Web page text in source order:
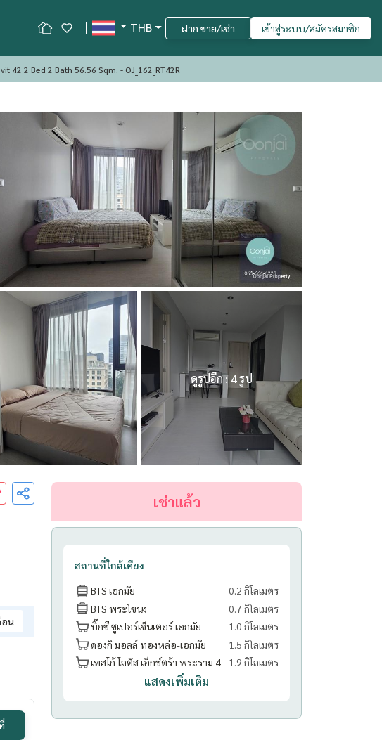
THB ฝาก ขาย/เช่า เข้าสู่ระบบ/สมัครสมาชิก
42 2 Bed 2 Bath 56.56 Sqm. - OJ_162_RT42R
ดูรูปอีก : 4 รูป
อน
เช่าแล้ว
สถานที่ใกล้เคียง
BTS เอกมัย
0.2 กิโลเมตร
BTS พระโขนง
0.7 กิโลเมตร
บิ๊กซี ซูเปอร์เซ็นเตอร์ เอกมัย
1.0 กิโลเมตร
ดองกิ มอลล์ ทองหล่อ-เอกมัย
1.5 กิโลเมตร
เทสโก้ โลตัส เอ็กซ์ตร้า พระราม 4
1.9 กิโลเมตร
แสดงเพิ่มเติม